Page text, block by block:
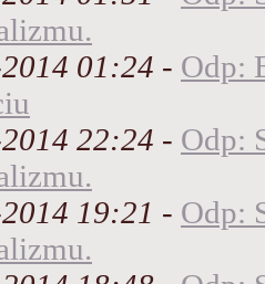
01:24 - Odp:
22:24 - Odp:
19:21 - Odp: